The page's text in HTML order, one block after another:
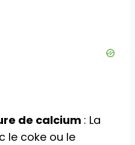
de calcium : La
le coke ou le